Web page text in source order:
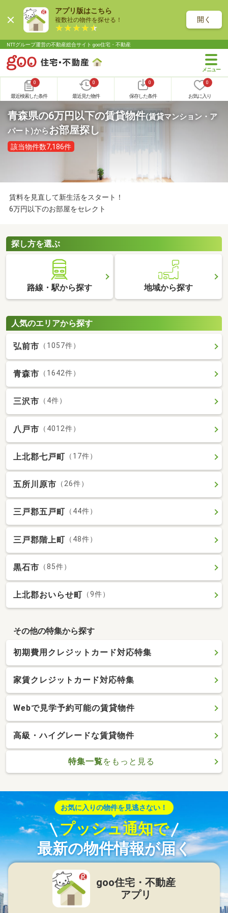
アプリ版はこちら
複数社の物件を探せる！ 開く
NTTグループ運営の不動産総合サイト goo住宅・不動産
0
最近検索した条件
0
最近見た物件
0
保存した条件
0
お気に入り
青森県の6万円以下の賃貸物件(賃貸マンション・ア
パート)からお部屋探し
該当物件数7,186件
賃料を見直して新生活をスタート！
6万円以下のお部屋をセレクト
探し方を選ぶ
路線・駅から探す 地域から探す
人気のエリアから探す
弘前市 （1057件）
青森市 （1642件）
三沢市 （4件）
八戸市 （4012件）
上北郡七戸町 （17件）
五所川原市 （26件）
三戸郡五戸町 （44件）
三戸郡階上町 （48件）
黒石市 （85件）
上北郡おいらせ町 （9件）
その他の特集から探す
初期費用クレジットカード対応特集
家賃クレジットカード対応特集
Webで見学予約可能の賃貸物件
高級・ハイグレードな賃貸物件
特集一覧をもっと見る
お気に入りの物件を見逃さない！
プッシュ通知で
最新の物件情報が届く
goo住宅・不動産
アプリ